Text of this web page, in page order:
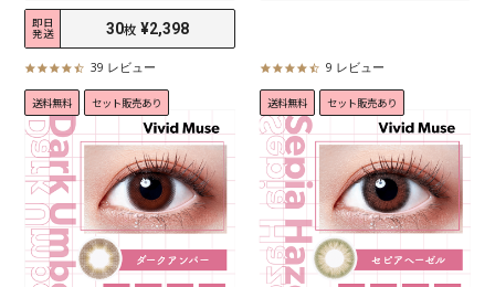
即日
発送
4
.
t
r
r
a
t
i
n
39 レビュー
4
.
t
r
a
t
i
n
9 レビュー
送料無料 セット販売あり 送料無料 セット販売あり